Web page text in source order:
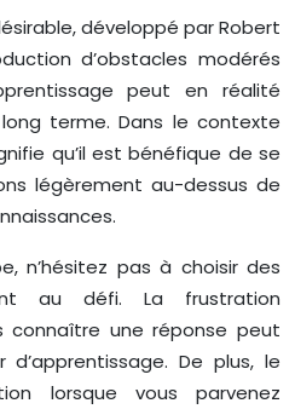
développé par Robert
d’obstacles modérés
peut en réalité
terme. Dans le contexte
qu’il est bénéfique de se
légèrement au-dessus de
n’hésitez pas à choisir des
au défi. La frustration
une réponse peut
De plus, le
lorsque vous parvenez